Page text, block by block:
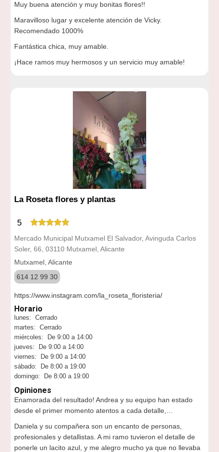
Muy buena atención y muy bonitas flores!!
Maravilloso lugar y excelente atención de Vicky.
Recomendado 1000%
Fantástica chica, muy amable.
¡Hace ramos muy hermosos y un servicio muy amable!
La Roseta flores y plantas
5
Mercado Municipal Mutxamel El Salvador, Avinguda Carlos
Soler, 66, 03110 Mutxamel, Alicante
Mutxamel, Alicante
614 12 99 30
https://www.instagram.com/la_roseta_floristeria/
Horario
lunes: Cerrado
martes: Cerrado
miércoles: De 9:00 a 14:00
jueves: De 9:00 a 14:00
viernes: De 9:00 a 14:00
sábado: De 8:00 a 19:00
domingo: De 8:00 a 19:00
Opiniones
Enamorada del resultado! Andrea y su equipo han estado
desde el primer momento atentos a cada detalle,…
Daniela y su compañera son un encanto de personas,
profesionales y detallistas. A mi ramo tuvieron el detalle de
ponerle un lacito azul, y me alegro mucho ya que no llevaba